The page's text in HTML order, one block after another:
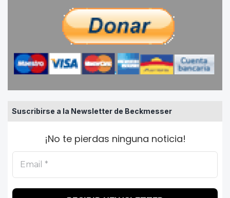
Suscribirse a la Newsletter de Beckmesser
¡No te pierdas ninguna noticia!